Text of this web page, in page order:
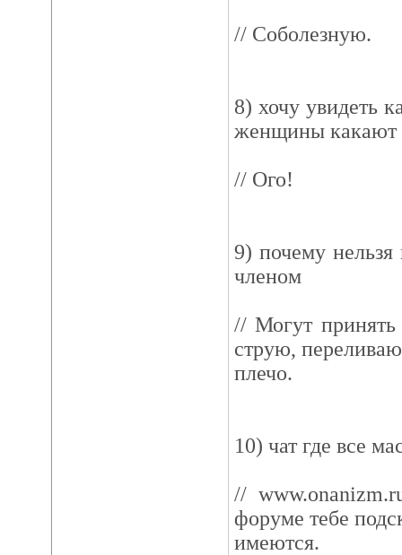
// Соболезную.
8) хочу увидеть
женщины какают
// Ого!
9) почему
членом
// Могут принять
струю,
плечо.
10) чат где все
//
форуме тебе
имеются.